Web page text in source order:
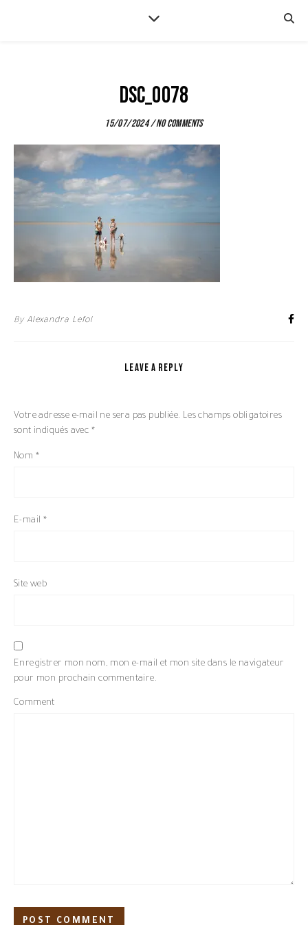
DSC_0078
15/07/2024/No Comments
By Alexandra Lefol
LEAVE A REPLY
Votre adresse e-mail ne sera pas publiée. Les champs obligatoires
sont indiqués avec *
Nom *
E-mail *
Site web
Enregistrer mon nom, mon e-mail et mon site dans le navigateur
pour mon prochain commentaire.
Comment